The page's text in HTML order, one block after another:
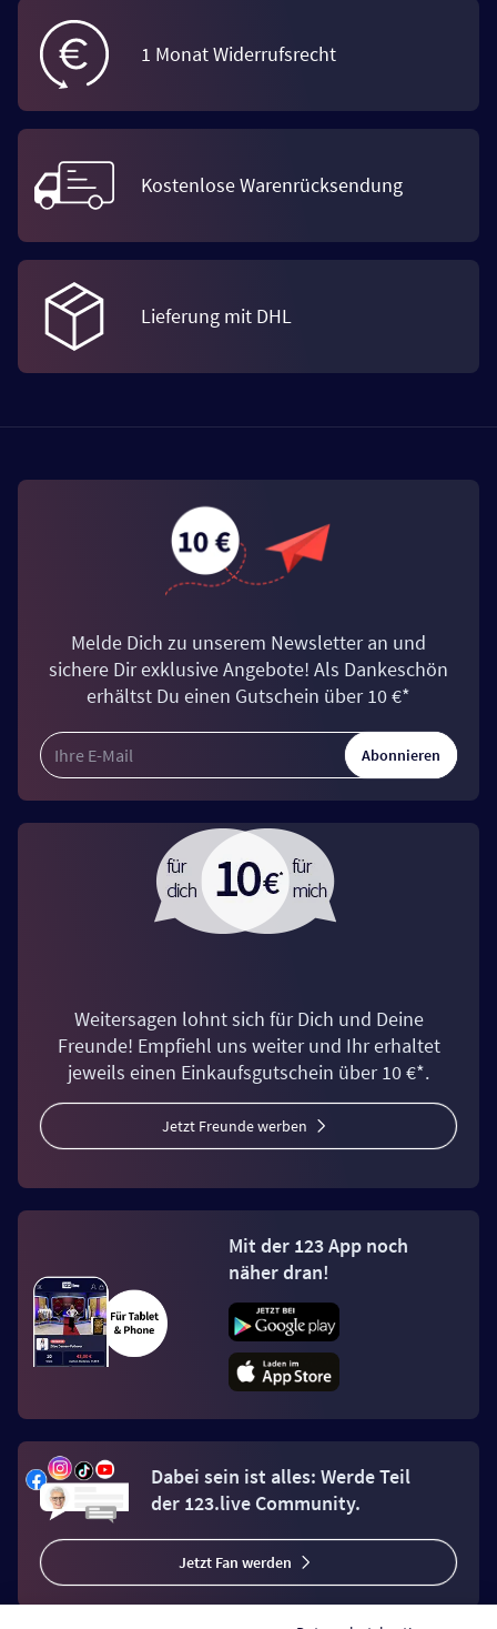
1 Monat Widerrufsrecht
Kostenlose Warenrücksendung
Lieferung mit DHL
Melde Dich zu unserem Newsletter an und
sichere Dir exklusive Angebote! Als Dankeschön
erhältst Du einen Gutschein über 10 €*
Abonnieren
Weitersagen lohnt sich für Dich und Deine
Freunde! Empfiehl uns weiter und Ihr erhaltet
jeweils einen Einkaufsgutschein über 10 €*.
Jetzt Freunde werben
Mit der 123 App noch
näher dran!
Dabei sein ist alles: Werde Teil
der 123.live Community.
Jetzt Fan werden